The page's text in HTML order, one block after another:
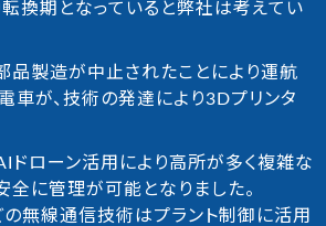
換期となっていると弊社は考えてい
品製造が中止されたことにより運航
車が、技術の発達により3Dプリンタ
ドローン活用により高所が多く複雑な
全に管理が可能となりました。
無線通信技術はプラント制御に活用